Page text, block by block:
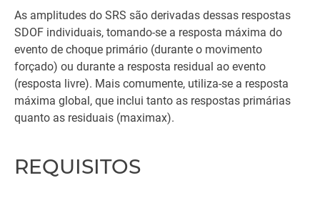
As amplitudes do SRS são derivadas dessas respostas
SDOF individuais, tomando-se a resposta máxima do
evento de choque primário (durante o movimento
forçado) ou durante a resposta residual ao evento
(resposta livre). Mais comumente, utiliza-se a resposta
máxima global, que inclui tanto as respostas primárias
quanto as residuais (maximax).
REQUISITOS